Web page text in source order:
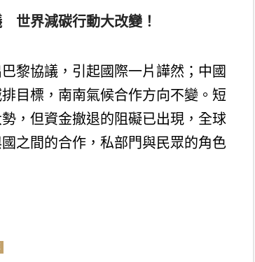
世界減碳行動大改變！
黎協議，引起國際一片譁然；中國
目標，南南氣候合作方向不變。短
，但資金撤退的阻礙已出現，全球
之間的合作，私部門與民眾的角色